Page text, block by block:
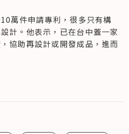
萬件申請專利，很多只有構
計。他表示，已在台中蓋一家
協助再設計或開發成品，進而